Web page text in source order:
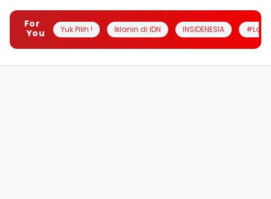
For
You
Yuk Pilih ! Iklanin di IDN INSIDENESIA